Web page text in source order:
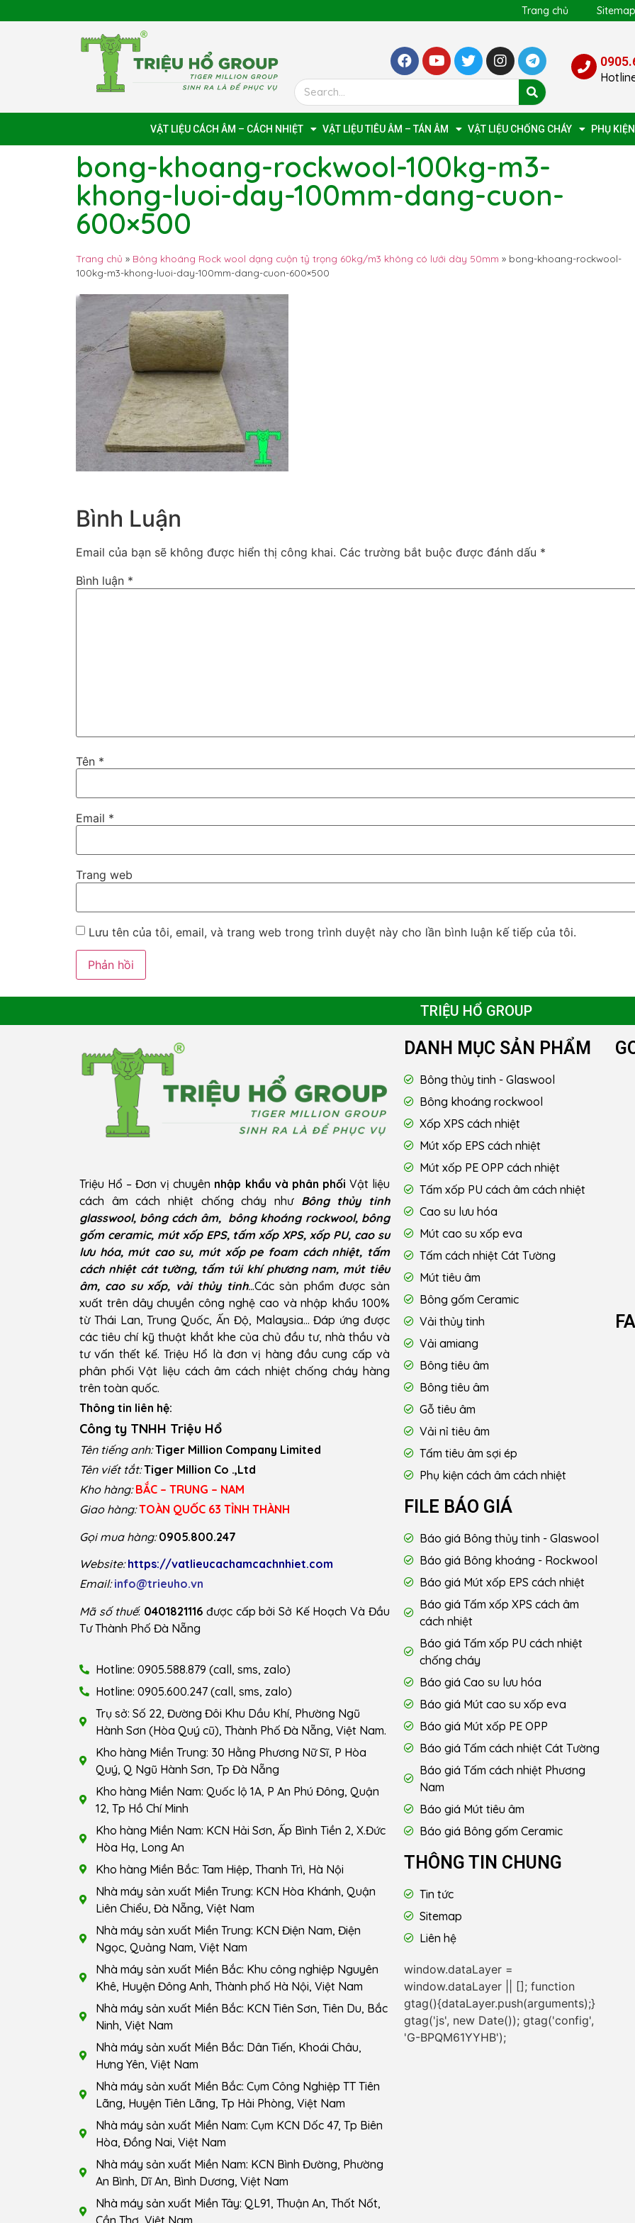
Trang chủ Sitemap
VẬT LIỆU CÁCH ÂM – CÁCH NHIỆT VẬT LIỆU TIÊU ÂM – TÁN ÂM VẬT LIỆU CHỐNG CHÁY PHỤ
bong-khoang-rockwool-100kg-m3-
khong-luoi-day-100mm-dang-cuon-
600×500
Trang chủ » Bông khoáng Rock wool dạng cuộn tỷ trọng 60kg/m3 không có lưới dày 50mm » bong-khoang-rockwool-
100kg-m3-khong-luoi-day-100mm-dang-cuon-600×500
Bình Luận
Email của bạn sẽ không được hiển thị công khai. Các trường bắt buộc được đánh dấu *
Bình luận *
Tên *
Email *
Trang web
Lưu tên của tôi, email, và trang web trong trình duyệt này cho lần bình luận kế tiếp của tôi.
TRIỆU HỔ GROUP
Triệu Hổ – Đơn vị chuyên nhập khẩu và phân phối Vật liệu
cách âm cách nhiệt chống cháy như Bông thủy tinh
glasswool, bông cách âm, bông khoáng rockwool, bông
gốm ceramic, mút xốp EPS, tấm xốp XPS, xốp PU, cao su
lưu hóa, mút cao su, mút xốp pe foam cách nhiệt, tấm
cách nhiệt cát tường, tấm túi khí phương nam, mút tiêu
âm, cao su xốp, vải thủy tinh...Các sản phẩm được sản
xuất trên dây chuyền công nghệ cao và nhập khẩu 100%
từ Thái Lan, Trung Quốc, Ấn Độ, Malaysia… Đáp ứng được
các tiêu chí kỹ thuật khắt khe của chủ đầu tư, nhà thầu và
tư vấn thết kế. Triệu Hổ là đơn vị hàng đầu cung cấp và
phân phối Vật liệu cách âm cách nhiệt chống cháy hàng
trên toàn quốc.
Thông tin liên hệ:
Công ty TNHH Triệu Hổ
Tên tiếng anh: Tiger Million Company Limited
Tên viết tắt: Tiger Million Co .,Ltd
Kho hàng: BẮC – TRUNG – NAM
Giao hàng: TOÀN QUỐC 63 TỈNH THÀNH
Gọi mua hàng: 0905.800.247
Website: https://vatlieucachamcachnhiet.com
Email: info@trieuho.vn
Mã số thuế: 0401821116 được cấp bởi Sở Kế Hoạch Và Đầu
Tư Thành Phố Đà Nẵng
Hotline: 0905.588.879 (call, sms, zalo)
Hotline: 0905.600.247 (call, sms, zalo)
Trụ sở: Số 22, Đường Đôi Khu Dầu Khí, Phường Ngũ
Hành Sơn (Hòa Quý cũ), Thành Phố Đà Nẵng, Việt Nam.
Kho hàng Miền Trung: 30 Hằng Phương Nữ Sĩ, P Hòa
Quý, Q Ngũ Hành Sơn, Tp Đà Nẵng
Kho hàng Miền Nam: Quốc lộ 1A, P An Phú Đông, Quận
12, Tp Hồ Chí Minh
Kho hàng Miền Nam: KCN Hải Sơn, Ấp Bình Tiền 2, X.Đức
Hòa Hạ, Long An
Kho hàng Miền Bắc: Tam Hiệp, Thanh Trì, Hà Nội
Nhà máy sản xuất Miền Trung: KCN Hòa Khánh, Quận
Liên Chiểu, Đà Nẵng, Việt Nam
Nhà máy sản xuất Miền Trung: KCN Điện Nam, Điện
Ngọc, Quảng Nam, Việt Nam
Nhà máy sản xuất Miền Bắc: Khu công nghiệp Nguyên
Khê, Huyện Đông Anh, Thành phố Hà Nội, Việt Nam
Nhà máy sản xuất Miền Bắc: KCN Tiên Sơn, Tiên Du, Bắc
Ninh, Việt Nam
Nhà máy sản xuất Miền Bắc: Dân Tiến, Khoái Châu,
Hưng Yên, Việt Nam
Nhà máy sản xuất Miền Bắc: Cụm Công Nghiệp TT Tiên
Lãng, Huyện Tiên Lãng, Tp Hải Phòng, Việt Nam
Nhà máy sản xuất Miền Nam: Cụm KCN Dốc 47, Tp Biên
Hòa, Đồng Nai, Việt Nam
Nhà máy sản xuất Miền Nam: KCN Bình Đường, Phường
An Bình, Dĩ An, Bình Dương, Việt Nam
Nhà máy sản xuất Miền Tây: QL91, Thuận An, Thốt Nốt,
DANH MỤC SẢN PHẨM
Bông thủy tinh - Glaswool
Bông khoáng rockwool
Xốp XPS cách nhiệt
Mút xốp EPS cách nhiệt
Mút xốp PE OPP cách nhiệt
Tấm xốp PU cách âm cách nhiệt
Cao su lưu hóa
Mút cao su xốp eva
Tấm cách nhiệt Cát Tường
Mút tiêu âm
Bông gốm Ceramic
Vải thủy tinh
Vải amiang
Bông tiêu âm
Bông tiêu âm
Gỗ tiêu âm
Vải nỉ tiêu âm
Tấm tiêu âm sợi ép
Phụ kiện cách âm cách nhiệt
FILE BÁO GIÁ
Báo giá Bông thủy tinh - Glaswool
Báo giá Bông khoáng - Rockwool
Báo giá Mút xốp EPS cách nhiệt
Báo giá Tấm xốp XPS cách âm
cách nhiệt
Báo giá Tấm xốp PU cách nhiệt
chống cháy
Báo giá Cao su lưu hóa
Báo giá Mút cao su xốp eva
Báo giá Mút xốp PE OPP
Báo giá Tấm cách nhiệt Cát Tường
Báo giá Tấm cách nhiệt Phương
Nam
Báo giá Mút tiêu âm
Báo giá Bông gốm Ceramic
THÔNG TIN CHUNG
Tin tức
Sitemap
Liên hệ
window.dataLayer =
window.dataLayer || []; function
gtag(){dataLayer.push(arguments);}
gtag('js', new Date()); gtag('config',
'G-BPQM61YYHB');